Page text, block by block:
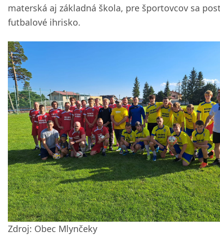
materská aj základná škola, pre športovcov sa
futbalové ihrisko.
Zdroj: Obec Mlynčeky